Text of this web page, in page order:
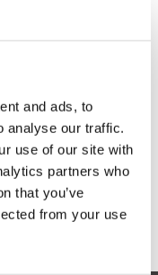
and ads, to
analyse our traffic.
use of our site with
partners who
that you’ve
from your use
Excl. btw
€242,10
Incl. btw